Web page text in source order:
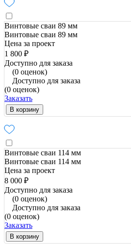
Винтовые сваи 89 мм
Винтовые сваи 89 мм
Цена за проект
1 800 ₽
Доступно для заказа
(0 оценок)
Доступно для заказа
(0 оценок)
Заказать
В корзину
Винтовые сваи 114 мм
Винтовые сваи 114 мм
Цена за проект
8 000 ₽
Доступно для заказа
(0 оценок)
Доступно для заказа
(0 оценок)
Заказать
В корзину